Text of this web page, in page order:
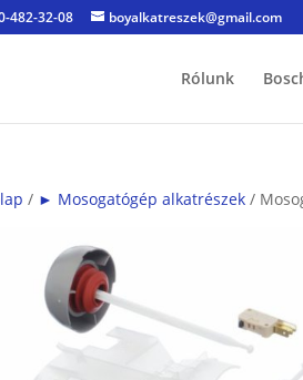
482-32-08 boyalkatreszek@gmail.com
Rólunk
/ ► Mosogatógép alkatrészek /